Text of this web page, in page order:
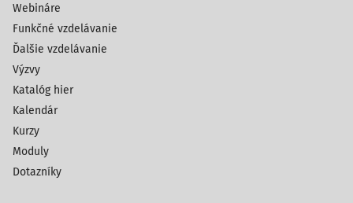
Webináre
Funkčné vzdelávanie
Ďalšie vzdelávanie
Výzvy
Katalóg hier
Kalendár
Kurzy
Moduly
Dotazníky